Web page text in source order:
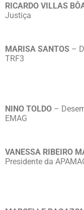
RICARDO VILLAS
Justiça
MARISA SANTOS –
TRF3
NINO TOLDO –
EMAG
VANESSA RIBEIRO
Presidente da